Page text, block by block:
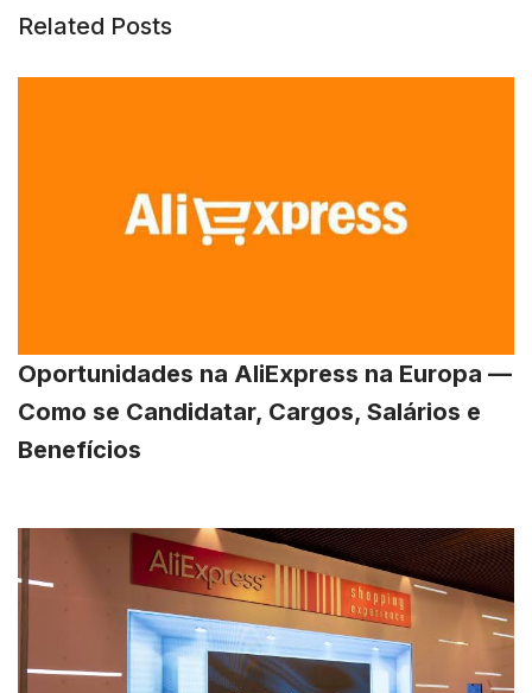
Related Posts
Oportunidades na AliExpress na Europa —
Como se Candidatar, Cargos, Salários e
Benefícios